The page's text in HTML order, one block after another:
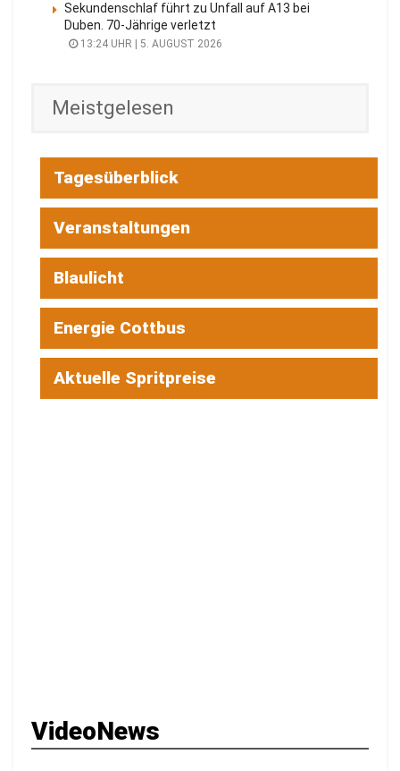
Sekundenschlaf führt zu Unfall auf A13 bei
Duben. 70-Jährige verletzt
13:24 UHR | 5. AUGUST 2026
Meistgelesen
Tagesüberblick
Veranstaltungen
Blaulicht
Energie Cottbus
Aktuelle Spritpreise
VideoNews